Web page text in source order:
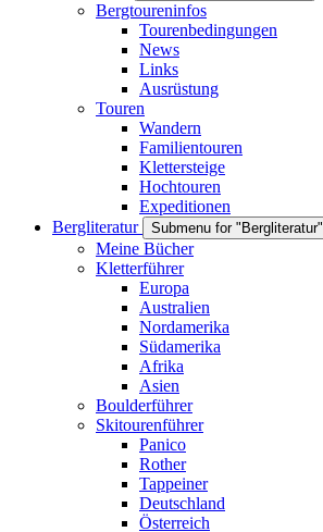
Bergtoureninfos
Tourenbedingungen
News
Links
Ausrüstung
Touren
Wandern
Familientouren
Klettersteige
Hochtouren
Expeditionen
Bergliteratur
Submenu for "Bergliteratur"
Meine Bücher
Kletterführer
Europa
Australien
Nordamerika
Südamerika
Afrika
Asien
Boulderführer
Skitourenführer
Panico
Rother
Tappeiner
Deutschland
Österreich